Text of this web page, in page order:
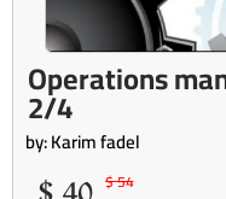
Operations
2/4
by: Karim fadel
40 $ 54 $